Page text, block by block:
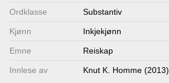
Ordklasse Substantiv
Kjønn Inkjekjønn
Emne Reiskap
Innlese av Knut K. Homme (2013)